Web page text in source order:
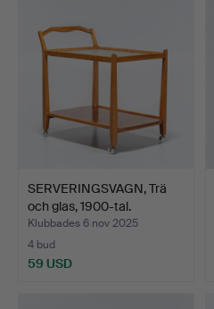
SERVERINGSVAGN, Trä
och glas, 1900-tal.
Klubbades 6 nov 2025
4 bud
59 USD